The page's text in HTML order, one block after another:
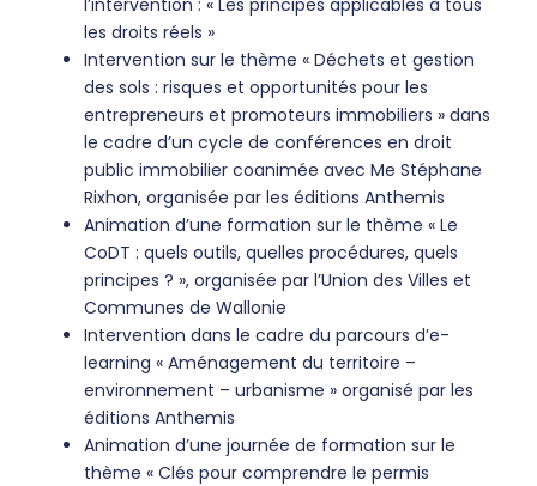
les droits réels »
Intervention sur le thème « Déchets et gestion
des sols : risques et opportunités pour les
entrepreneurs et promoteurs immobiliers » dans
le cadre d’un cycle de conférences en droit
public immobilier coanimée avec Me Stéphane
Rixhon, organisée par les éditions Anthemis
Animation d’une formation sur le thème « Le
CoDT : quels outils, quelles procédures, quels
principes ? », organisée par l’Union des Villes et
Communes de Wallonie
Intervention dans le cadre du parcours d’e-
learning « Aménagement du territoire –
environnement – urbanisme » organisé par les
éditions Anthemis
Animation d’une journée de formation sur le
thème « Clés pour comprendre le permis